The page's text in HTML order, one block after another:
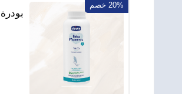
20% خصم